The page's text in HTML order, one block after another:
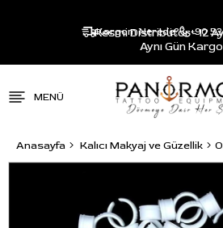
Resmi Distribütör - 12
Aynı Gün Kargo
Kargom Nerede? +90
Anasayfa Kalıcı Makyaj ve Güzellik